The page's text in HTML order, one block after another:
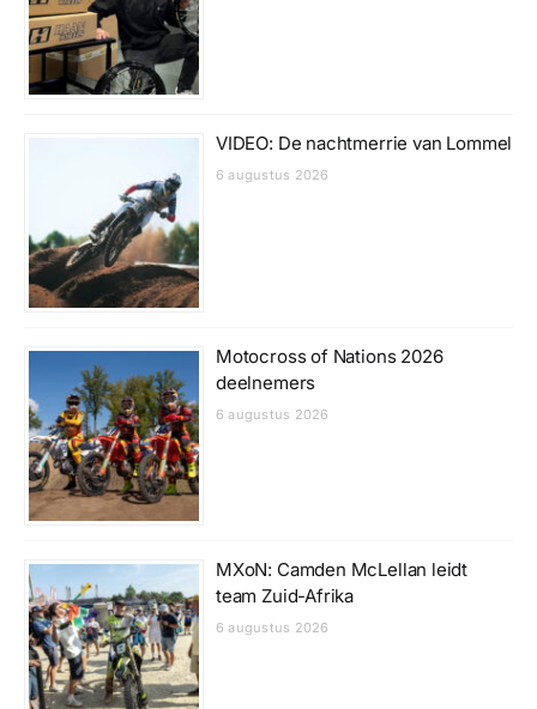
VIDEO: De nachtmerrie van Lommel
6 augustus 2026
Motocross of Nations 2026
deelnemers
6 augustus 2026
MXoN: Camden McLellan leidt
team Zuid-Afrika
6 augustus 2026